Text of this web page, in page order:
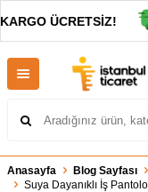
ÜCRETSİZ!
Anasayfa Blog Sayfası
Suya Dayanıklı İş